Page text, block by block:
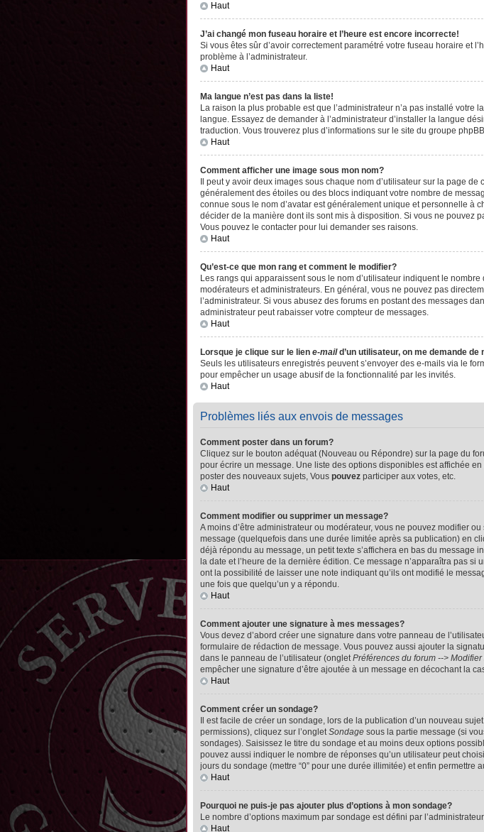
Haut
J’ai changé mon fuseau horaire et l’heure est encore incorrecte!
Si vous êtes sûr d’avoir correctement paramétré votre fuseau horaire et
problème à l’administrateur.
Haut
Ma langue n’est pas dans la liste!
La raison la plus probable est que l’administrateur n’a pas installé
langue. Essayez de demander à l’administrateur d’installer la langue
traduction. Vous trouverez plus d’informations sur le site du groupe
Haut
Comment afficher une image sous mon nom?
Il peut y avoir deux images sous chaque nom d’utilisateur sur la page
généralement des étoiles ou des blocs indiquant votre nombre de
connue sous le nom d’avatar est généralement unique et personnelle à
décider de la manière dont ils sont mis à disposition. Si vous ne pouvez
Vous pouvez le contacter pour lui demander ses raisons.
Haut
Qu’est-ce que mon rang et comment le modifier?
Les rangs qui apparaissent sous le nom d’utilisateur indiquent le
modérateurs et administrateurs. En général, vous ne pouvez pas
l’administrateur. Si vous abusez des forums en postant des messages
administrateur peut rabaisser votre compteur de messages.
Haut
Lorsque je clique sur le lien e-maild’un utilisateur, on me demande de
Seuls les utilisateurs enregistrés peuvent s’envoyer des e-mails via le
pour empêcher un usage abusif de la fonctionnalité par les invités.
Haut
Problèmes liés aux envois de messages
Comment poster dans un forum?
Cliquez sur le bouton adéquat (Nouveau ou Répondre) sur la page du
pour écrire un message. Une liste des options disponibles est affichée
poster des nouveaux sujets, Vous pouvez participer aux votes, etc.
Haut
Comment modifier ou supprimer un message?
A moins d’être administrateur ou modérateur, vous ne pouvez modifier
message (quelquefois dans une durée limitée après sa publication) en
déjà répondu au message, un petit texte s’affichera en bas du message
la date et l’heure de la dernière édition. Ce message n’apparaîtra pas
ont la possibilité de laisser une note indiquant qu’ils ont modifié le
une fois que quelqu’un y a répondu.
Haut
Comment ajouter une signature à mes messages?
Vous devez d’abord créer une signature dans votre panneau de
formulaire de rédaction de message. Vous pouvez aussi ajouter la
dans le panneau de l’utilisateur (ongletPréférences du forum -->
empêcher une signature d’être ajoutée à un message en décochant la
Haut
Comment créer un sondage?
Il est facile de créer un sondage, lors de la publication d’un nouveau
permissions), cliquez sur l’ongletSondage sous la partie message (si
sondages). Saisissez le titre du sondage et au moins deux options
pouvez aussi indiquer le nombre de réponses qu’un utilisateur peut
jours du sondage (mettre “0” pour une durée illimitée) et enfin permettre
Haut
Pourquoi ne puis-je pas ajouter plus d’options à mon sondage?
Le nombre d’options maximum par sondage est défini par
Haut